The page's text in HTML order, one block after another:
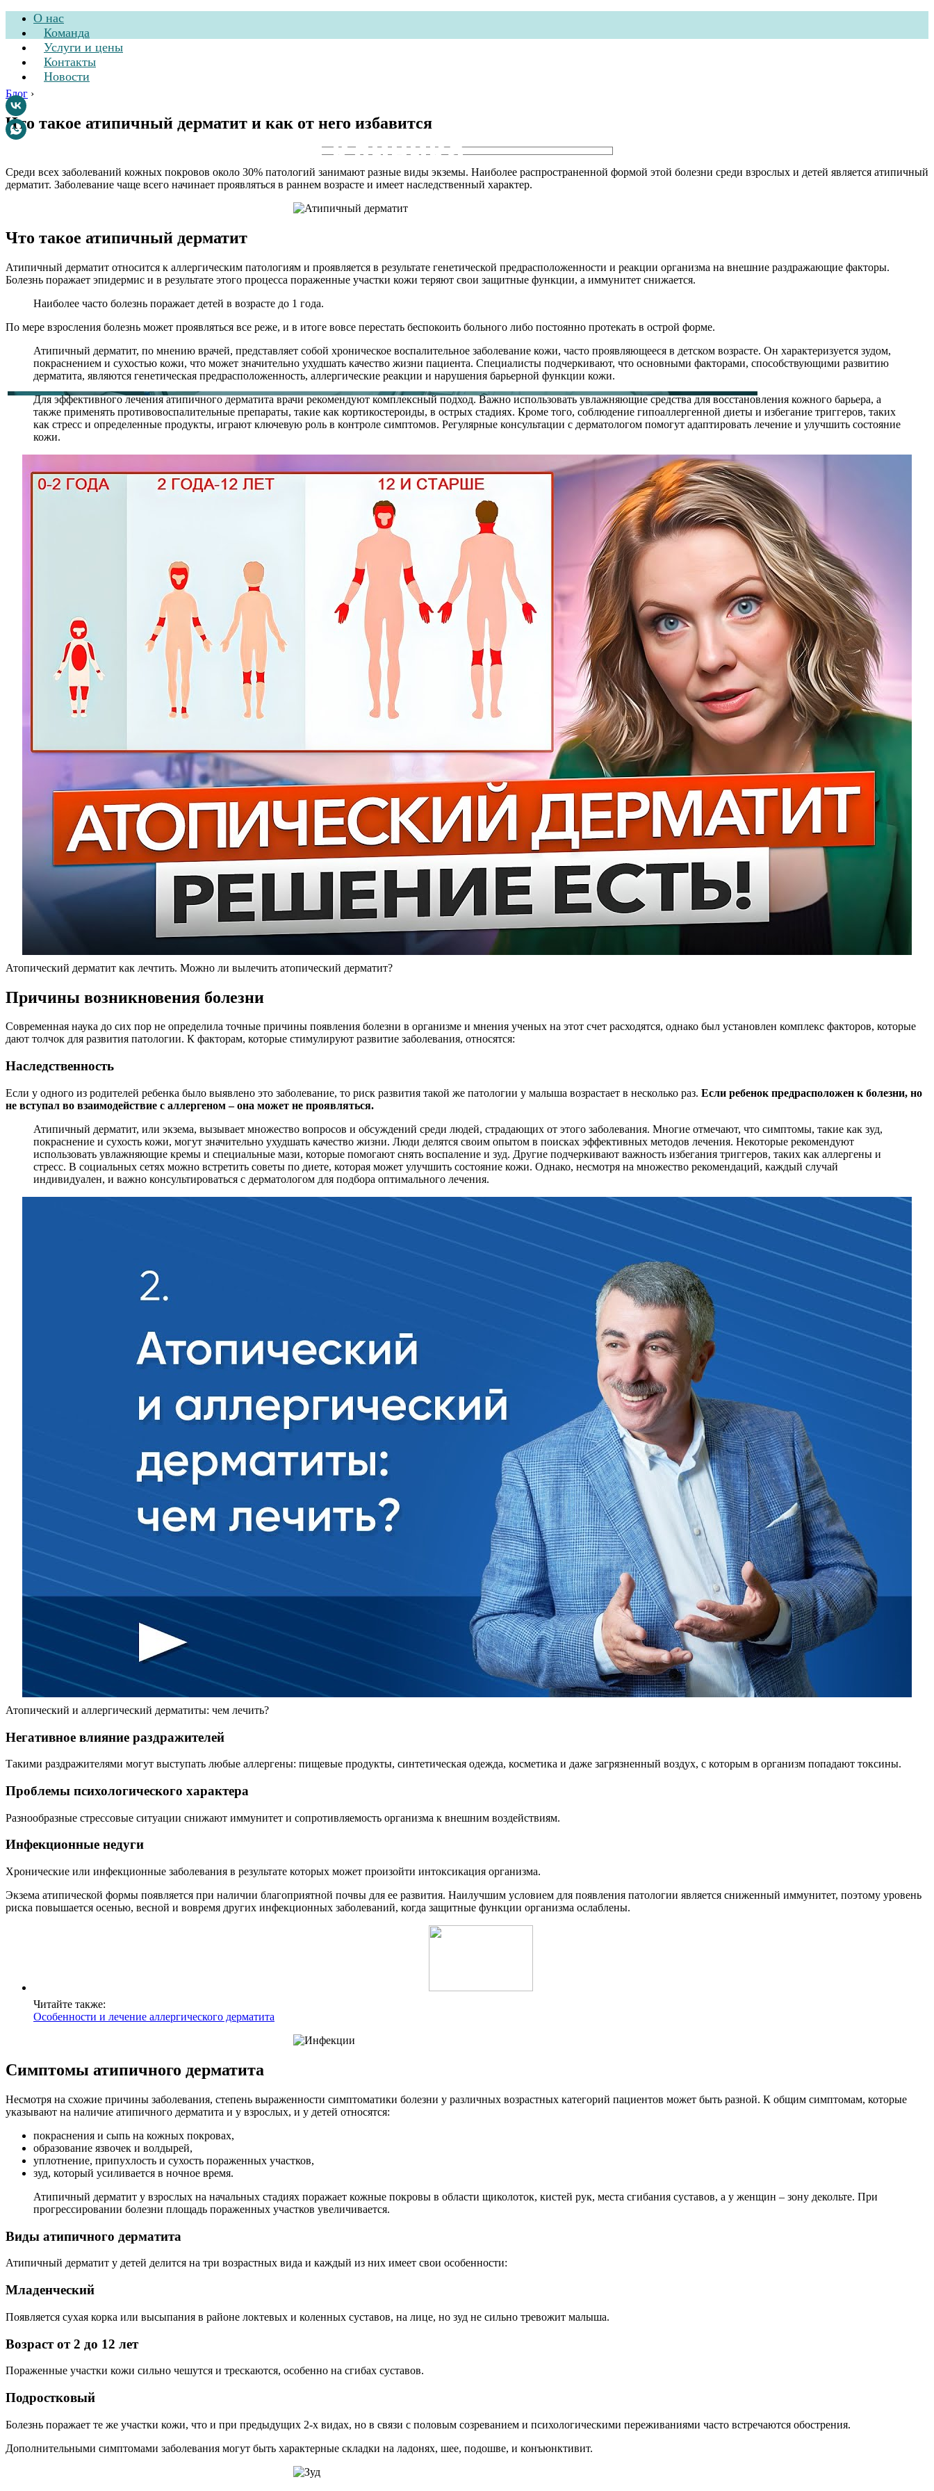
О нас
Команда
Услуги и цены
Контакты
Новости
Стоматологическая клиника
Блог ›
Что такое атипичный дерматит и как от него избавится
Среди всех заболеваний кожных покровов около 30% патологий занимают разные виды экземы. Наиболее распространенной формой этой болезни среди взрослых и детей является атипичный
дерматит. Заболевание чаще всего начинает проявляться в раннем возрасте и имеет наследственный характер.
Что такое атипичный дерматит
Атипичный дерматит относится к аллергическим патологиям и проявляется в результате генетической предрасположенности и реакции организма на внешние раздражающие факторы.
Болезнь поражает эпидермис и в результате этого процесса пораженные участки кожи теряют свои защитные функции, а иммунитет снижается.
Наиболее часто болезнь поражает детей в возрасте до 1 года.
По мере взросления болезнь может проявляться все реже, и в итоге вовсе перестать беспокоить больного либо постоянно протекать в острой форме.
Атипичный дерматит, по мнению врачей, представляет собой хроническое воспалительное заболевание кожи, часто проявляющееся в детском возрасте. Он характеризуется зудом,
покраснением и сухостью кожи, что может значительно ухудшать качество жизни пациента. Специалисты подчеркивают, что основными факторами, способствующими развитию
дерматита, являются генетическая предрасположенность, аллергические реакции и нарушения барьерной функции кожи.
Для эффективного лечения атипичного дерматита врачи рекомендуют комплексный подход. Важно использовать увлажняющие средства для восстановления кожного барьера, а
также применять противовоспалительные препараты, такие как кортикостероиды, в острых стадиях. Кроме того, соблюдение гипоаллергенной диеты и избегание триггеров, таких
как стресс и определенные продукты, играют ключевую роль в контроле симптомов. Регулярные консультации с дерматологом помогут адаптировать лечение и улучшить состояние
кожи.
Атопический дерматит как лечтить. Можно ли вылечить атопический дерматит?
Причины возникновения болезни
Современная наука до сих пор не определила точные причины появления болезни в организме и мнения ученых на этот счет расходятся, однако был установлен комплекс факторов, которые
дают толчок для развития патологии. К факторам, которые стимулируют развитие заболевания, относятся:
Наследственность
Если у одного из родителей ребенка было выявлено это заболевание, то риск развития такой же патологии у малыша возрастает в несколько раз. Если ребенок предрасположен к болезни, но
не вступал во взаимодействие с аллергеном – она может не проявляться.
Атипичный дерматит, или экзема, вызывает множество вопросов и обсуждений среди людей, страдающих от этого заболевания. Многие отмечают, что симптомы, такие как зуд,
покраснение и сухость кожи, могут значительно ухудшать качество жизни. Люди делятся своим опытом в поисках эффективных методов лечения. Некоторые рекомендуют
использовать увлажняющие кремы и специальные мази, которые помогают снять воспаление и зуд. Другие подчеркивают важность избегания триггеров, таких как аллергены и
стресс. В социальных сетях можно встретить советы по диете, которая может улучшить состояние кожи. Однако, несмотря на множество рекомендаций, каждый случай
индивидуален, и важно консультироваться с дерматологом для подбора оптимального лечения.
Атопический и аллергический дерматиты: чем лечить?
Негативное влияние раздражителей
Такими раздражителями могут выступать любые аллергены: пищевые продукты, синтетическая одежда, косметика и даже загрязненный воздух, с которым в организм попадают токсины.
Проблемы психологического характера
Разнообразные стрессовые ситуации снижают иммунитет и сопротивляемость организма к внешним воздействиям.
Инфекционные недуги
Хронические или инфекционные заболевания в результате которых может произойти интоксикация организма.
Экзема атипической формы появляется при наличии благоприятной почвы для ее развития. Наилучшим условием для появления патологии является сниженный иммунитет, поэтому уровень
риска повышается осенью, весной и вовремя других инфекционных заболеваний, когда защитные функции организма ослаблены.
Читайте также:
Особенности и лечение аллергического дерматита
Симптомы атипичного дерматита
Несмотря на схожие причины заболевания, степень выраженности симптоматики болезни у различных возрастных категорий пациентов может быть разной. К общим симптомам, которые
указывают на наличие атипичного дерматита и у взрослых, и у детей относятся:
покраснения и сыпь на кожных покровах,
образование язвочек и волдырей,
уплотнение, припухлость и сухость пораженных участков,
зуд, который усиливается в ночное время.
Атипичный дерматит у взрослых на начальных стадиях поражает кожные покровы в области щиколоток, кистей рук, места сгибания суставов, а у женщин – зону декольте. При
прогрессировании болезни площадь пораженных участков увеличивается.
Виды атипичного дерматита
Атипичный дерматит у детей делится на три возрастных вида и каждый из них имеет свои особенности:
Младенческий
Появляется сухая корка или высыпания в районе локтевых и коленных суставов, на лице, но зуд не сильно тревожит малыша.
Возраст от 2 до 12 лет
Пораженные участки кожи сильно чешутся и трескаются, особенно на сгибах суставов.
Подростковый
Болезнь поражает те же участки кожи, что и при предыдущих 2-х видах, но в связи с половым созреванием и психологическими переживаниями часто встречаются обострения.
Дополнительными симптомами заболевания могут быть характерные складки на ладонях, шее, подошве, и конъюнктивит.